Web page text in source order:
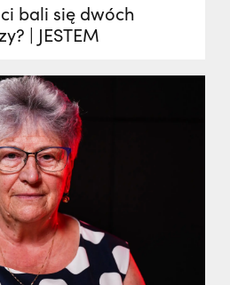
bali się dwóch
| JESTEM